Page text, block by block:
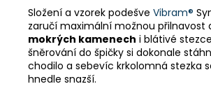
Složení a vzorek podešve Vibram®
zaručí maximální možnou přilnavost
mokrých kamenech i blátivé
šněrování do špičky si dokonale
chodilo a sebevíc krkolomná stezka
hnedle snazší.